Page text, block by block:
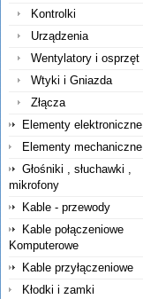
Kontrolki
Urządzenia
Wentylatory i osprzęt
Wtyki i Gniazda
Złącza
Elementy elektroniczne
Elementy mechaniczne
Głośniki , słuchawki ,
mikrofony
Kable - przewody
Kable połączeniowe
Komputerowe
Kable przyłączeniowe
Kłodki i zamki